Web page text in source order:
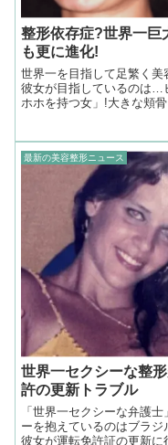
整形依存症?世界一巨
も更に進化!
世界一を目指して足繁く美
彼女が目指しているのは…
ホホを持つ女」!大きな頬
最新の美容整形ニュース
世界一セクシーな整
許の更新トラブル
「世界一セクシーな弁護
ーを抱えているのはブラ
彼女が運転免許証の更新